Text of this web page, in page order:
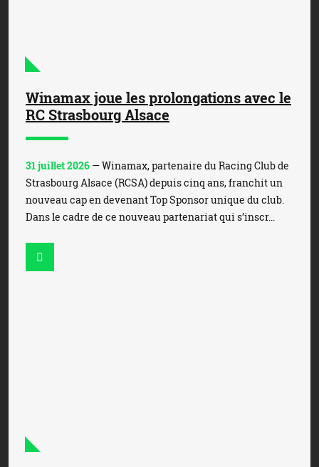
Winamax joue les prolongations avec le
RC Strasbourg Alsace
31 juillet 2026 — Winamax, partenaire du Racing Club de
Strasbourg Alsace (RCSA) depuis cinq ans, franchit un
nouveau cap en devenant Top Sponsor unique du club.
Dans le cadre de ce nouveau partenariat qui s’inscr...